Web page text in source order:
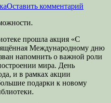
Оставить комментарий
прошла акция «С
Международному дню
напомнить о важной роли
мира. День
и в рамках акции
подарки к новому